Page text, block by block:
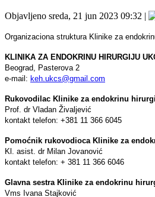
Objavljeno sreda, 21 jun 2023 09:32 |
Organizaciona struktura Klinike za
KLINIKA ZA ENDOKRINU HIRURGIJU
Beograd, Pasterova 2
e-mail: keh.ukcs@gmail.com
Rukovodilac Klinike za endokrinu
Prof. dr Vladan Živalјević
kontakt telefon: +381 11 366 6045
Pomoćnik rukovodioca Klinike za
Kl. asist. dr Milan Jovanović
kontakt telefon: + 381 11 366 6046
Glavna sestra Klinike za endokrinu
Vms Ivana Stajković